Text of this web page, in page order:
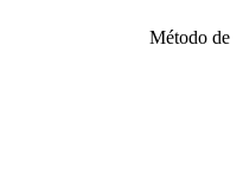
Método de